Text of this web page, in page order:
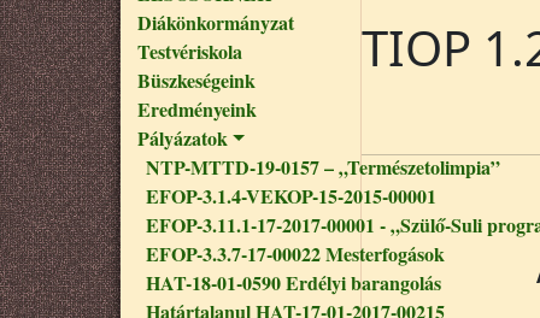
Diákönkormányzat
Testvériskola
Büszkeségeink
Eredményeink
Pályázatok
NTP-MTTD-19-0157 – „Természetolimpia”
EFOP-3.1.4-VEKOP-15-2015-00001
EFOP-3.11.1-17-2017-00001 - „Szülő-Suli
EFOP-3.3.7-17-00022 Mesterfogások
HAT-18-01-0590 Erdélyi barangolás
Határtalanul HAT-17-01-2017-00215
TIOP